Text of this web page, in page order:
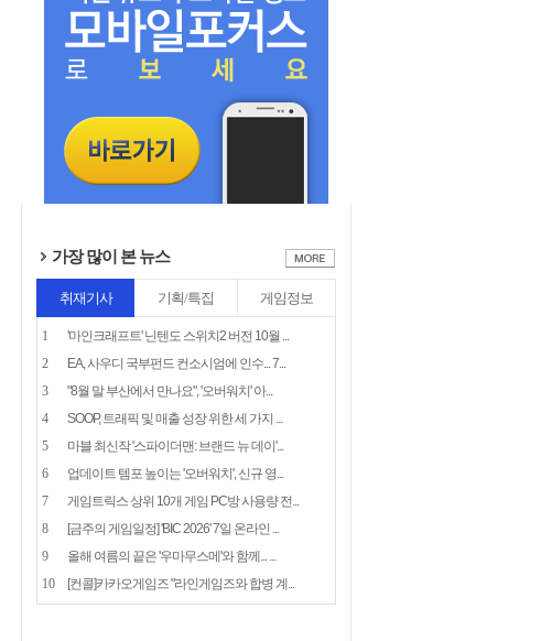
가장 많이 본 뉴스
취재기사 기획/특집 게임정보
1
'마인크래프트' 닌텐도 스위치2 버전 10월 ...
2
EA, 사우디 국부펀드 컨소시엄에 인수... 7...
3
"8월 말 부산에서 만나요", '오버워치' 아...
4
SOOP, 트래픽 및 매출 성장 위한 세 가지 ...
5
마블 최신작 '스파이더맨: 브랜드 뉴 데이'...
6
업데이트 템포 높이는 '오버워치', 신규 영...
7
게임트릭스 상위 10개 게임 PC방 사용량 전...
8
[금주의 게임일정] 'BIC 2026' 7일 온라인 ...
9
올해 여름의 끝은 '우마무스메'와 함께... ...
10
[컨콜]카카오게임즈 "라인게임즈와 합병 계...